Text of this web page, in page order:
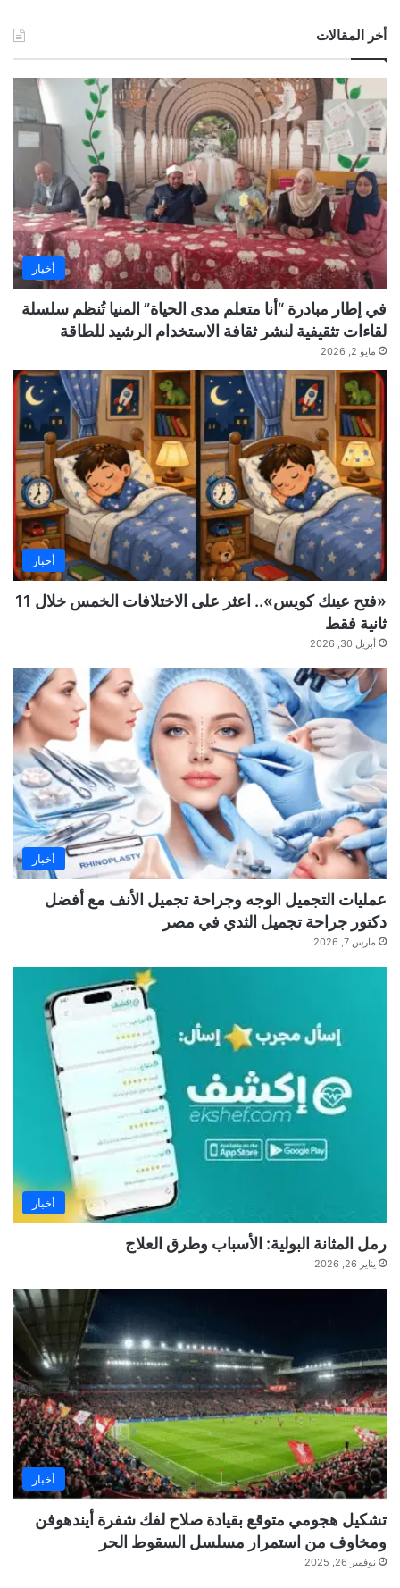
أخر المقالات
أخبار
في إطار مبادرة “أنا متعلم مدى الحياة” المنيا تُنظم سلسلة
لقاءات تثقيفية لنشر ثقافة الاستخدام الرشيد للطاقة
مايو 2, 2026
أخبار
«فتح عينك كويس».. اعثر على الاختلافات الخمس خلال 11
ثانية فقط
أبريل 30, 2026
أخبار
عمليات التجميل الوجه وجراحة تجميل الأنف مع أفضل
دكتور جراحة تجميل الثدي في مصر
مارس 7, 2026
أخبار
رمل المثانة البولية: الأسباب وطرق العلاج
يناير 26, 2026
أخبار
تشكيل هجومي متوقع بقيادة صلاح لفك شفرة أيندهوفن
ومخاوف من استمرار مسلسل السقوط الحر
نوفمبر 26, 2025